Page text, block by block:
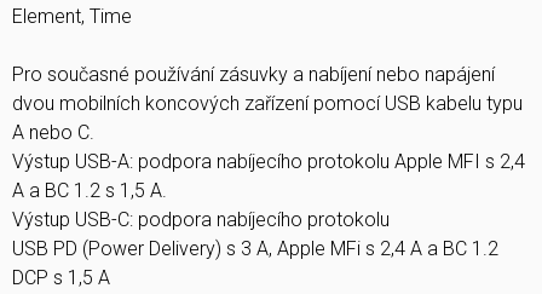
Element, Time
Pro současné používání zásuvky a nabíjení nebo napájení
dvou mobilních koncových zařízení pomocí USB kabelu typu
A nebo C.
Výstup USB-A: podpora nabíjecího protokolu Apple MFI s 2,4
A a BC 1.2 s 1,5 A.
Výstup USB-C: podpora nabíjecího protokolu
USB PD (Power Delivery) s 3 A, Apple MFi s 2,4 A a BC 1.2
DCP s 1,5 A